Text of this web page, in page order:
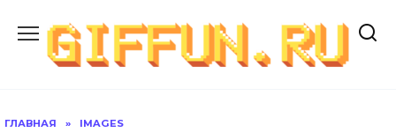
содержанию
ГЛАВНАЯ » IMAGES